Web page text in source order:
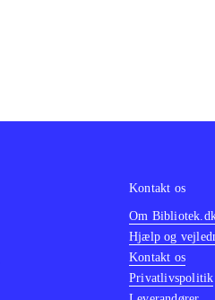
Kontakt os
Om
Hjælp og
Kontakt os
Privatlivspolitik